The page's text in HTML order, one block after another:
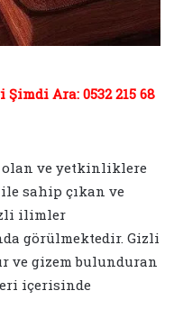
Ara: 0532 215 68
ve yetkinliklere
sahip çıkan ve
ilimler
görülmektedir. Gizli
ve gizem bulunduran
içerisinde